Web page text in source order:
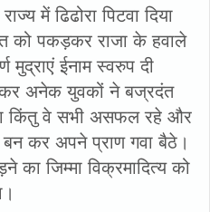
में ढिढोरा पिटवा दिया
को पकड़कर राजा के हवाले
ईनाम स्वरुप दी
अनेक युवकों ने बज्रदंत
किंतु वे सभी असफल रहे और
कर अपने प्राण गवा बैठे।
जिम्मा विक्रमादित्य को